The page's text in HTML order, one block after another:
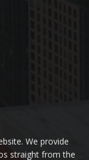
We provide
straight from the